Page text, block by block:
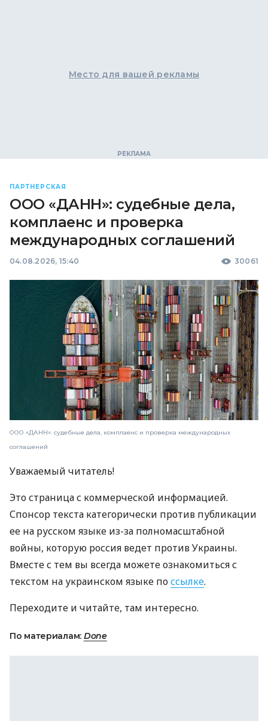
Место для вашей рекламы
ПАРТНЕРСКАЯ
ООО «ДАНН»: судебные дела,
комплаенс и проверка
международных соглашений
04.08.2026, 15:40 30061
ООО «ДАНН»: судебные дела, комплаенс и проверка международных
соглашений
Уважаемый читатель!
Это страница с коммерческой информацией.
Спонсор текста категорически против публикации
ее на русском языке из-за полномасштабной
войны, которую россия ведет против Украины.
Вместе с тем вы всегда можете ознакомиться с
текстом на украинском языке поссылке.
Переходите и читайте, там интересно.
По материалам: Done